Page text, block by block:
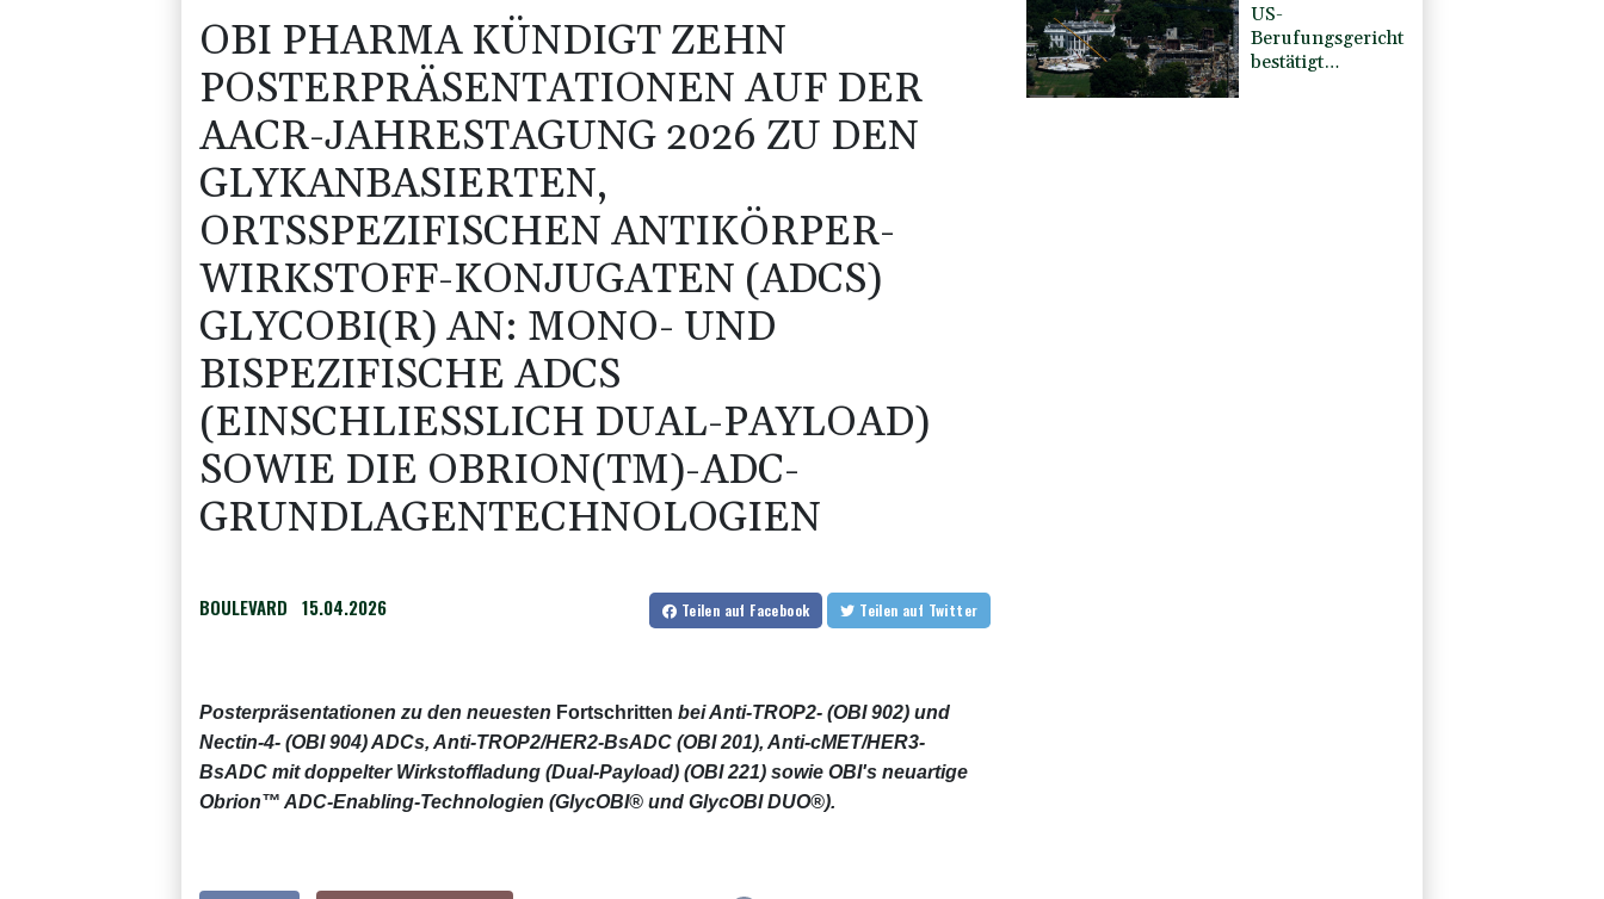
OBI PHARMA KÜNDIGT ZEHN
POSTERPRÄSENTATIONEN AUF DER
AACR-JAHRESTAGUNG 2026 ZU DEN
GLYKANBASIERTEN,
ORTSSPEZIFISCHEN ANTIKÖRPER-
WIRKSTOFF-KONJUGATEN (ADCS)
GLYCOBI(R) AN: MONO- UND
BISPEZIFISCHE ADCS
(EINSCHLIESSLICH DUAL-PAYLOAD) S
OWIE DIE OBRION(TM)-ADC-G
RUNDLAGENTECHNOLOGIEN
BOULEVARD 15.04.2026 Teilen auf Facebook Teilen auf Twitter
Posterpräsentationen zu den neuesten Fortschritten bei Anti-TROP2- (OBI 902) und
Nectin-4- (OBI 904) ADCs, Anti-TROP2/HER2-BsADC (OBI 201), Anti-cMET/HER3-
BsADC mit doppelter Wirkstoffladung (Dual-Payload) (OBI 221) sowie OBI's neuartige
Obrion™ ADC-Enabling-Technologien (GlycOBI® und GlycOBI DUO®).
US-
Berufungsgericht
bestätigt